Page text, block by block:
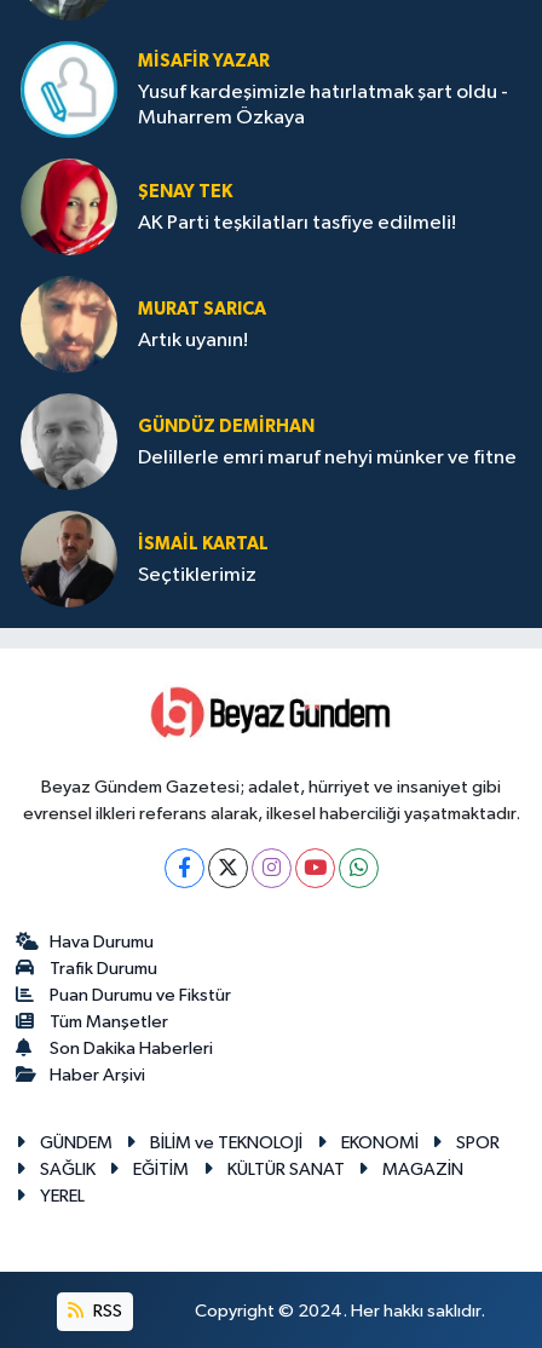
MISAFIR YAZAR
Yusuf kardeşimizle hatırlatmak şart oldu -
Muharrem Özkaya
ŞENAY TEK
AK Parti teşkilatları tasfiye edilmeli!
MURAT SARICA
Artık uyanın!
GÜNDÜZ DEMIRHAN
Delillerle emri maruf nehyi münker ve fitne
İSMAIL KARTAL
Seçtiklerimiz
Beyaz Gündem Gazetesi; adalet, hürriyet ve insaniyet gibi
evrensel ilkleri referans alarak, ilkesel haberciliği yaşatmaktadır.
Hava Durumu
Trafik Durumu
Puan Durumu ve Fikstür
Tüm Manşetler
Son Dakika Haberleri
Haber Arşivi
GÜNDEM BİLİM ve TEKNOLOJİ EKONOMİ
SPOR
SAĞLIK
EĞİTİM KÜLTÜR SANAT
MAGAZİN
YEREL
RSS Copyright © 2024. Her hakkı saklıdır.